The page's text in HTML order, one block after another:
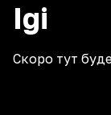
Igi
Скоро тут